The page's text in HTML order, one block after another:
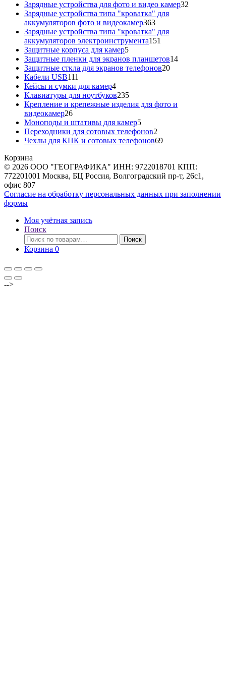
товаров
Зарядные устройства для фото и видео камер32
Зарядные устройства типа "кроватка" для
аккумуляторов фото и видеокамер363363
товара
Зарядные устройства типа "кроватка" для
аккумуляторов электроинструмента151
Защитные корпуса для камер55
товаров
Защитные пленки для экранов планшетов1414
Защитные сткла для экранов телефонов2020
Кабели USB111
товаров
Кейсы и сумки для камер44
товара
Клавиатуры для ноутбуков235235
товаров
Крепление и крепежные изделия для фото и
видеокамер2626
товаров
Моноподы и штативы для камер55
товаров
Переходники для сотовых телефонов2
товара
Чехлы для КПК и сотовых телефонов6969
Корзина
© 2026 ООО "ГЕОГРАФИКА" ИНН: 9722018701 КПП:
772201001 Москва, БЦ Россия, Волгоградский пр-т, 26с1,
офис 807
Согласие на обработку персональных данных при заполнении
формы
Моя учётная запись
Поиск
Искать:
Поиск
Корзина 0
-->